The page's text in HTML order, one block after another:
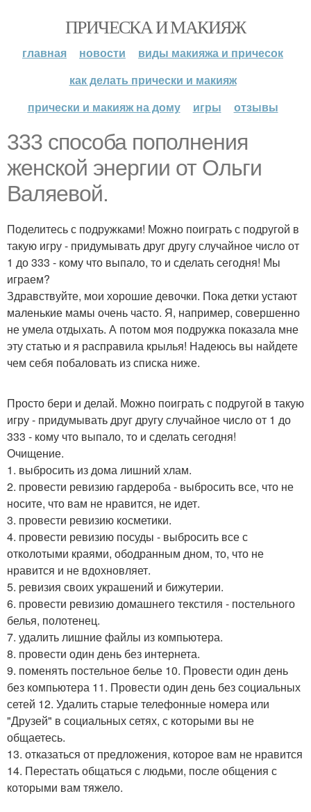
ПРИЧЕСКА И МАКИЯЖ
главная новости
виды макияжа и причесок
как делать прически и макияж
прически и макияж на дому
игры отзывы
333 способа пополнения
женской энергии от Ольги
Валяевой.
Поделитесь с подружками! Можно поиграть с подругой в
такую игру - придумывать друг другу случайное число от
1 до 333 - кому что выпало, то и сделать сегодня! Мы
играем?
Здравствуйте, мои хорошие девочки. Пока детки устают
маленькие мамы очень часто. Я, например, совершенно
не умела отдыхать. А потом моя подружка показала мне
эту статью и я расправила крылья! Надеюсь вы найдете
чем себя побаловать из списка ниже.
Просто бери и делай. Можно поиграть с подругой в такую
игру - придумывать друг другу случайное число от 1 до
333 - кому что выпало, то и сделать сегодня!
Очищение.
1. выбросить из дома лишний хлам.
2. провести ревизию гардероба - выбросить все, что не
носите, что вам не нравится, не идет.
3. провести ревизию косметики.
4. провести ревизию посуды - выбросить все с
отколотыми краями, ободранным дном, то, что не
нравится и не вдохновляет.
5. ревизия своих украшений и бижутерии.
6. провести ревизию домашнего текстиля - постельного
белья, полотенец.
7. удалить лишние файлы из компьютера.
8. провести один день без интернета.
9. поменять постельное белье 10. Провести один день
без компьютера 11. Провести один день без социальных
сетей 12. Удалить старые телефонные номера или
"Друзей" в социальных сетях, с которыми вы не
общаетесь.
13. отказаться от предложения, которое вам не нравится
14. Перестать общаться с людьми, после общения с
которыми вам тяжело.